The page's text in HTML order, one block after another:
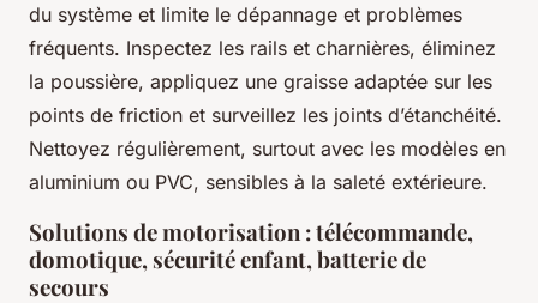
du système et limite le dépannage et problèmes
fréquents. Inspectez les rails et charnières, éliminez
la poussière, appliquez une graisse adaptée sur les
points de friction et surveillez les joints d’étanchéité.
Nettoyez régulièrement, surtout avec les modèles en
aluminium ou PVC, sensibles à la saleté extérieure.
Solutions de motorisation : télécommande,
domotique, sécurité enfant, batterie de
secours